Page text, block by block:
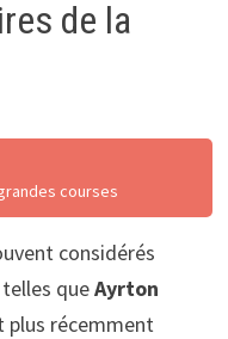
de la
courses
considérés
queAyrton
plus récemment